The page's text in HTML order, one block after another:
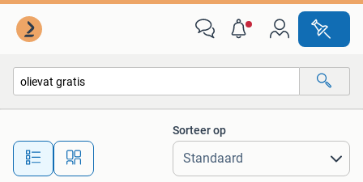
Alle afstanden…
Sorteer op